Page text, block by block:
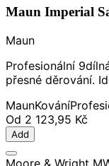
Maun Imperial
Maun
Profesionální
přesné děrování.
MaunKování
Od 2 123,95 Kč
Add
Moore & Wright